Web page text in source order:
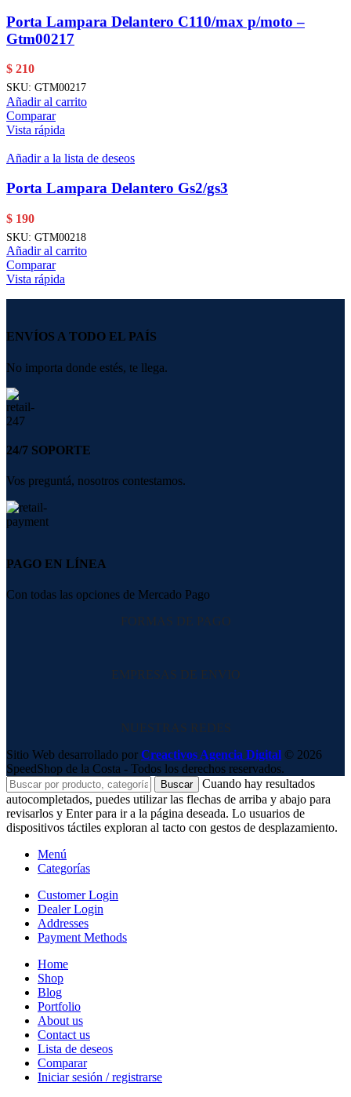
Porta Lampara Delantero C110/max p/moto –
Gtm00217
$ 210
SKU: GTM00217
Añadir al carrito
Comparar
Vista rápida
Añadir a la lista de deseos
Porta Lampara Delantero Gs2/gs3
$ 190
SKU: GTM00218
Añadir al carrito
Comparar
Vista rápida
ENVÍOS A TODO EL PAÍS
No importa donde estés, te llega.
24/7 SOPORTE
Vos preguntá, nosotros contestamos.
PAGO EN LÍNEA
Con todas las opciones de Mercado Pago
FORMAS DE PAGO
EMPRESAS DE ENVIO
NUESTRAS REDES
Sitio Web desarrollado por Creactivos Agencia Digital © 2026
SpeedShop de la Costa - Todos los derechos reservados.
Buscar
Cuando hay resultados
autocompletados, puedes utilizar las flechas de arriba y abajo para
revisarlos y Enter para ir a la página deseada. Lo usuarios de
dispositivos táctiles exploran al tacto con gestos de desplazamiento.
Menú
Categorías
Customer Login
Dealer Login
Addresses
Payment Methods
Home
Shop
Blog
Portfolio
About us
Contact us
Lista de deseos
Comparar
Iniciar sesión / registrarse